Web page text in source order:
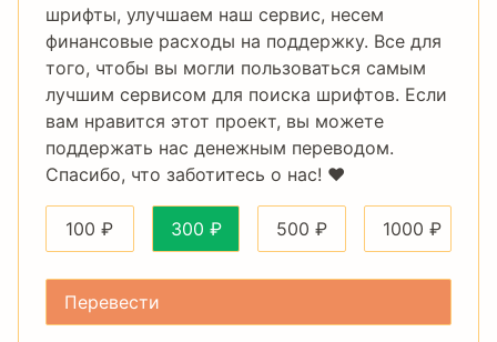
шрифты, улучшаем наш сервис, несем
финансовые расходы на поддержку. Все для
того, чтобы вы могли пользоваться самым
лучшим сервисом для поиска шрифтов. Если
вам нравится этот проект, вы можете
поддержать нас денежным переводом.
Спасибо, что заботитесь о нас! ❤️
100 ₽ 300 ₽ 500 ₽ 1000 ₽